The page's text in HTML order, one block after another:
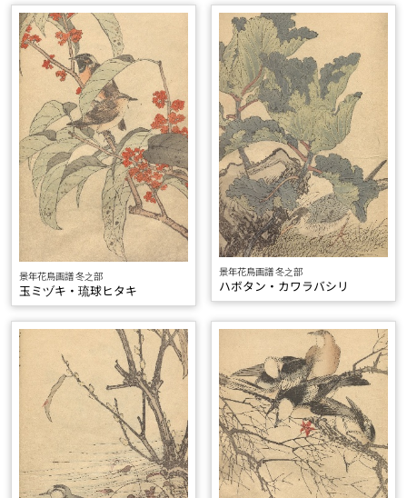
景年花鳥画譜 冬之部
玉ミヅキ・琉球ヒタキ
景年花鳥画譜 冬之部
ハボタン・カワラバシリ